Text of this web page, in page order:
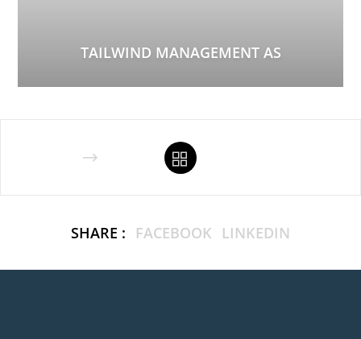
TAILWIND MANAGEMENT AS
SHARE : FACEBOOK LINKEDIN